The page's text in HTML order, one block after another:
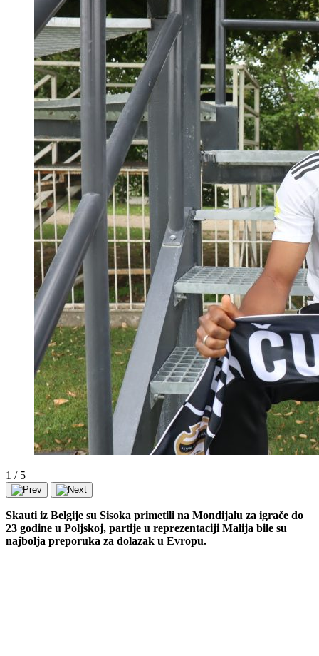
1 / 5
Skauti iz Belgije su Sisoka primetili na Mondijalu za igrače do
23 godine u Poljskoj, partije u reprezentaciji Malija bile su
najbolja preporuka za dolazak u Evropu.